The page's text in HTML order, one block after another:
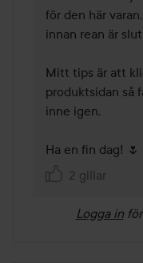
för den här
innan rean är slut.
Mitt tips är att
produktsidan så
inne igen.
2 gillar
Logga in